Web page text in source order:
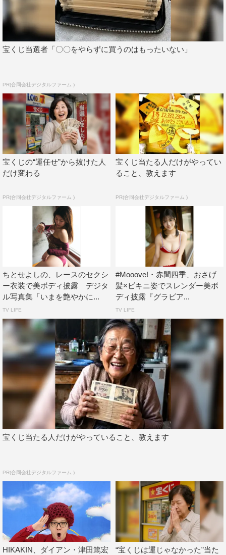
宝くじ当選者「〇〇をやらずに買うのはもったいない」
PR(合同会社デジタルファーム )
宝くじの“運任せ”から抜けた人
だけ変わる
PR(合同会社デジタルファーム )
宝くじ当たる人だけがやってい
ること、教えます
PR(合同会社デジタルファーム )
ちとせよしの、レースのセクシ
ー衣装で美ボディ披露 デジタ
ル写真集「いまを艶やかに...
TV LIFE
#Mooove!・赤間四季、おさげ
髪×ビキニ姿でスレンダー美ボ
ディ披露『グラビア...
TV LIFE
宝くじ当たる人だけがやっていること、教えます
PR(合同会社デジタルファーム )
HIKAKIN、ダイアン・津田篤宏
“宝くじは運じゃなかった”当た